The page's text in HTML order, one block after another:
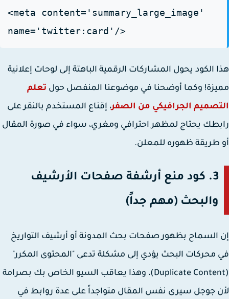
<meta content='summary_large_image'
name='twitter:card'/>
الكود يحول المشاركات الرقمية الباهتة إلى لوحات إعلانية
وكما أوضحنا في موضوعنا المنفصل حولتعلم
الجرافيكي من الصفر، إقناع المستخدم بالنقر على
يحتاج لمظهر احترافي ومغري، سواء في صورة المقال
طريقة ظهوره للمعلن.
3. كود منع أرشفة صفحات الأرشيف
والبحث (مهم جداً)
السماح بظهور صفحات بحث المدونة أو أرشيف التواريخ
محركات البحث يؤدي إلى مشكلة تدعى "المحتوى المكرر"
(Duplicate Content)، وهذا يعاقب السيو الخاص بك بصرامة
جوجل سيرى نفس المقال متواجداً على عدة روابط في